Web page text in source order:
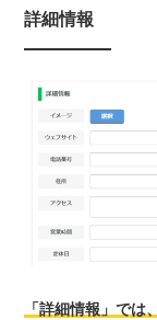
詳細情報
「詳細情報」では